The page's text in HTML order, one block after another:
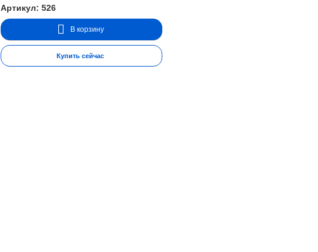
Артикул: 526
В корзину
Купить сейчас